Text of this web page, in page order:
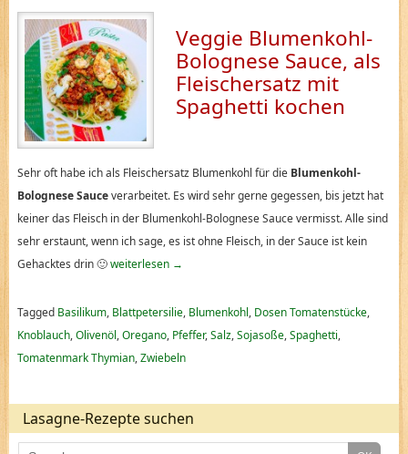
Veggie Blumenkohl-
Bolognese Sauce, als
Fleischersatz mit
Spaghetti kochen
Sehr oft habe ich als Fleischersatz Blumenkohl für dieBlumenkohl-
Bolognese Sauceverarbeitet. Es wird sehr gerne gegessen, bis jetzt hat
keiner das Fleisch in der Blumenkohl-Bolognese Sauce vermisst. Alle sind
sehr erstaunt, wenn ich sage, es ist ohne Fleisch, in der Sauce ist kein
Gehacktes drin 🙂weiterlesen →
Tagged Basilikum, Blattpetersilie, Blumenkohl, Dosen Tomatenstücke,
Knoblauch,Olivenöl,Oregano, Pfeffer,Salz,Sojasoße,Spaghetti,
Tomatenmark Thymian,Zwiebeln
Lasagne-Rezepte suchen